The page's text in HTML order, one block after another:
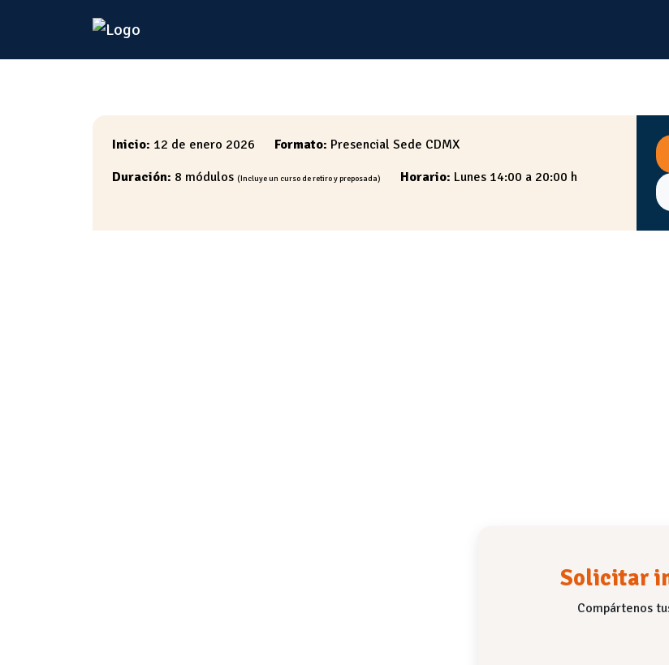
Con la mirada en alto,
Inicio: 12 de enero 2026 Formato: Presencial Sede CDMX
Duración: 8 módulos (Incluye un curso de retiro y preposada) Horario: Lunes 14:00 a 20:00 h
Solicitar
Compártenos